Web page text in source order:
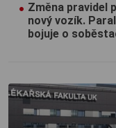
Změna pravidel
nový vozík.
bojuje o